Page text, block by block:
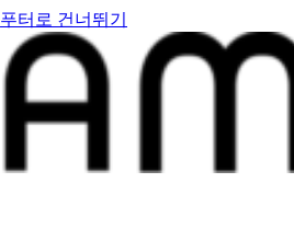
푸터로 건너뛰기